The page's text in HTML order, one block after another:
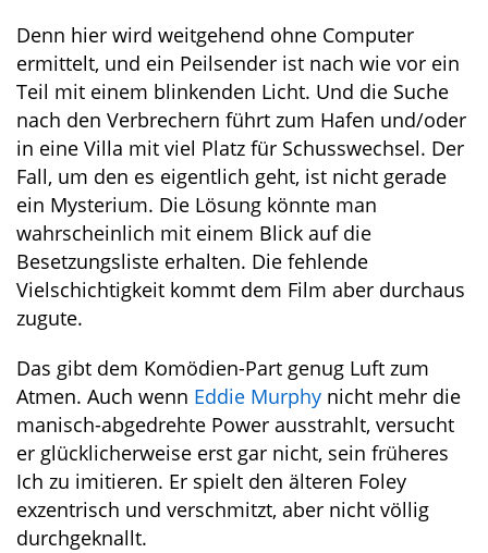
Denn hier wird weitgehend ohne Computer
ermittelt, und ein Peilsender ist nach wie vor ein
Teil mit einem blinkenden Licht. Und die Suche
nach den Verbrechern führt zum Hafen und/oder
in eine Villa mit viel Platz für Schusswechsel. Der
Fall, um den es eigentlich geht, ist nicht gerade
ein Mysterium. Die Lösung könnte man
wahrscheinlich mit einem Blick auf die
Besetzungsliste erhalten. Die fehlende
Vielschichtigkeit kommt dem Film aber durchaus
zugute.
Das gibt dem Komödien-Part genug Luft zum
Atmen. Auch wenn Eddie Murphy nicht mehr die
manisch-abgedrehte Power ausstrahlt, versucht
er glücklicherweise erst gar nicht, sein früheres
Ich zu imitieren. Er spielt den älteren Foley
exzentrisch und verschmitzt, aber nicht völlig
durchgeknallt.